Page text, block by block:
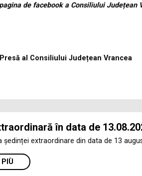
de facebook a Consiliului Județean
al Consiliului Județean Vrancea
în data de
ședinței extraordinare din data de 13
PIÙ